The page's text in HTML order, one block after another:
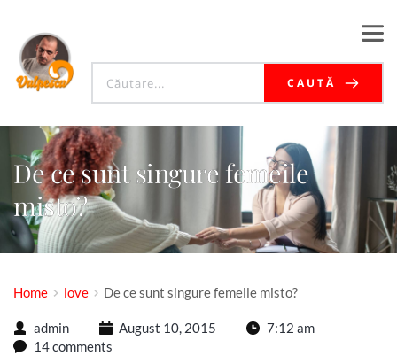
CAUTĂ
De ce sunt singure femeile
misto?
Home love De ce sunt singure femeile misto?
admin August 10, 2015
7:12 am
14 comments